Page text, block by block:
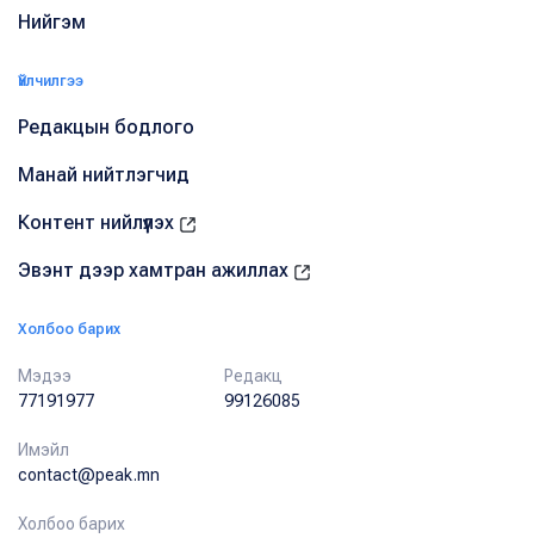
Нийгэм
Үйлчилгээ
Редакцын бодлого
Манай нийтлэгчид
Контент нийлүүлэх
Эвэнт дээр хамтран ажиллах
Холбоо барих
Мэдээ
77191977
Редакц
99126085
Имэйл
contact@peak.mn
Холбоо барих